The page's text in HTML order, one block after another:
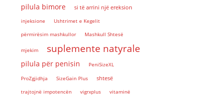
pilula bimore si të arrini një ereksion
injeksione
Ushtrimet e Kegelit
përmirësim mashkullor
Mashkull Shtesë
mjekim suplemente natyrale
pilula për penisin
PeniSizeXL
ProZgjidhja
SizeGain Plus shtesë
trajtojnë impotencën vigrxplus
vitaminë